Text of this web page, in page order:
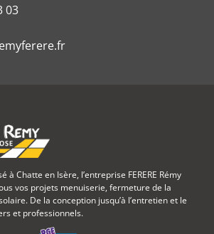
03
à Chatte en Isère, l’entreprise FERERE Rémy
vos projets menuiserie, fermeture de la
De la conception jusqu’à l’entretien et le
et professionnels.